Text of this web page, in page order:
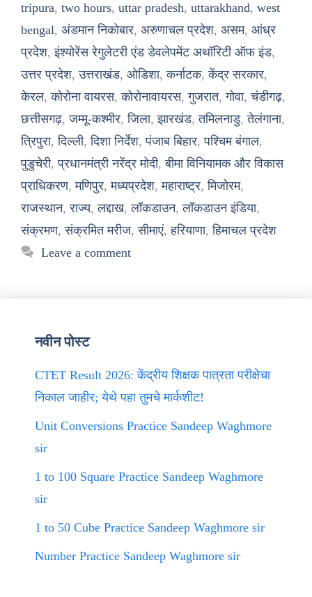
tripura, two hours, uttar pradesh, uttarakhand, west
bengal, अंडमान निकोबार, अरुणाचल प्रदेश, असम, आंध्र
प्रदेश,इंश्योरेंस रेगुलेटरी एंड डेवलेपमेंट अथॉरिटी ऑफ इंड,
उत्तर प्रदेश,उत्तराखंड, ओडिशा,कर्नाटक,केंद्र सरकार,
केरल,कोरोना वायरस,कोरोनावायरस,गुजरात,गोवा,चंडीगढ़,
छत्तीसगढ़,जम्मू-कश्मीर,जिला,झारखंड,तमिलनाडु,तेलंगाना,
त्रिपुरा,दिल्ली,दिशा निर्देश,पंजाब बिहार,पश्चिम बंगाल,
पुडुचेरी,प्रधानमंत्री नरेंद्र मोदी,बीमा विनियामक और विकास
प्राधिकरण,मणिपुर,मध्यप्रदेश,महाराष्ट्र,मिजोरम,
राजस्थान,राज्य,लद्दाख,लॉकडाउन,लॉकडाउन इंडिया,
संक्रमण,संक्रमित मरीज,सीमाएं,हरियाणा,हिमाचल प्रदेश
Leave a comment
नवीन पोस्ट
CTET Result 2026: केंद्रीय शिक्षक पात्रता परीक्षेचा
निकाल जाहीर; येथे पहा तुमचे मार्कशीट!
Unit Conversions Practice Sandeep Waghmore
sir
1 to 100 Square Practice Sandeep Waghmore
sir
1 to 50 Cube Practice Sandeep Waghmore sir
Number Practice Sandeep Waghmore sir